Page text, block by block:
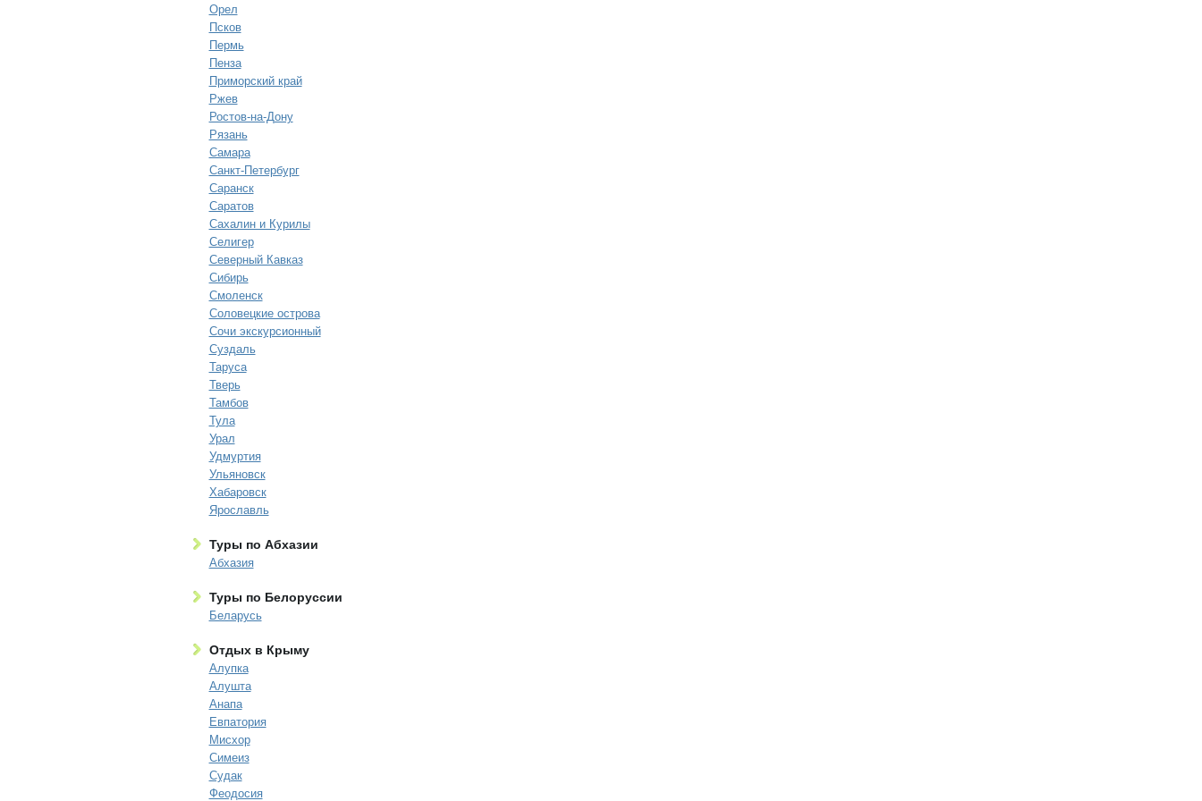
Орел
Псков
Пермь
Пенза
Приморский край
Ржев
Ростов-на-Дону
Рязань
Самара
Санкт-Петербург
Саранск
Саратов
Сахалин и Курилы
Селигер
Северный Кавказ
Сибирь
Смоленск
Соловецкие острова
Сочи экскурсионный
Суздаль
Таруса
Тверь
Тамбов
Тула
Урал
Удмуртия
Ульяновск
Хабаровск
Ярославль
Туры по Абхазии
Абхазия
Туры по Белоруссии
Беларусь
Отдых в Крыму
Алупка
Алушта
Анапа
Евпатория
Мисхор
Симеиз
Судак
Феодосия